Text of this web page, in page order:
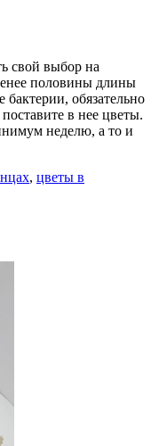
свой выбор на
половины длины
обязательно
в нее цветы.
неделю, а то и
, цветы в